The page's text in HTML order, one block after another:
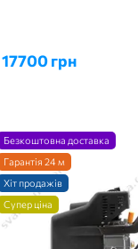
17700 грн
Безкоштовна доставка
Гарантія 24 м
Хіт продажів
Супер ціна